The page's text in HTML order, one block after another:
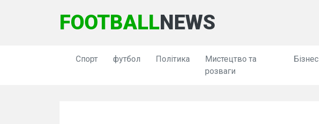
FOOTBALLNEWS
Спорт футбол Політика
Мистецтво та
розваги
Бізнес